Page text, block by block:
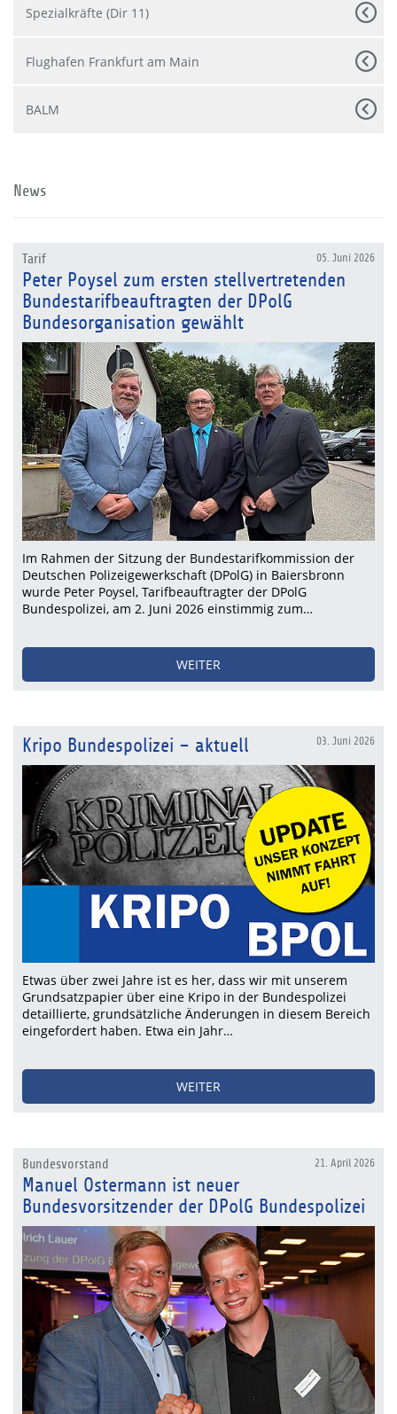
Spezialkräfte (Dir 11)
Flughafen Frankfurt am Main
BALM
News
05. Juni 2026
Tarif
Peter Poysel zum ersten stellvertretenden
Bundestarifbeauftragten der DPolG
Bundesorganisation gewählt
Im Rahmen der Sitzung der Bundestarifkommission der
Deutschen Polizeigewerkschaft (DPolG) in Baiersbronn
wurde Peter Poysel, Tarifbeauftragter der DPolG
Bundespolizei, am 2. Juni 2026 einstimmig zum…
WEITER
03. Juni 2026
Kripo Bundespolizei – aktuell
Etwas über zwei Jahre ist es her, dass wir mit unserem
Grundsatzpapier über eine Kripo in der Bundespolizei
detaillierte, grundsätzliche Änderungen in diesem Bereich
eingefordert haben. Etwa ein Jahr…
WEITER
21. April 2026
Bundesvorstand
Manuel Ostermann ist neuer
Bundesvorsitzender der DPolG Bundespolizei